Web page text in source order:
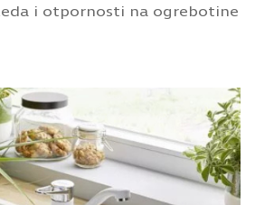
i otpornosti na ogrebotine